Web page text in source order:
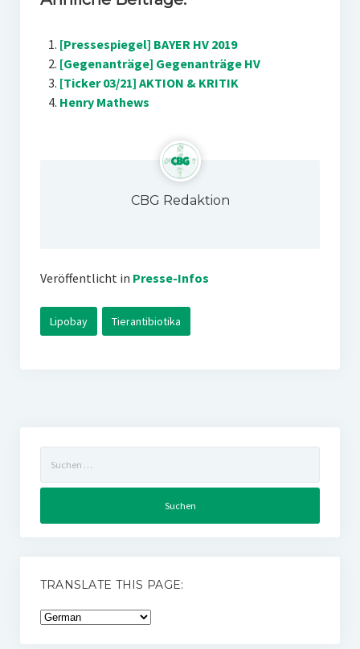
[Pressespiegel] BAYER HV 2019
[Gegenanträge] Gegenanträge HV
[Ticker 03/21] AKTION & KRITIK
Henry Mathews
CBG Redaktion
Veröffentlicht in Presse-Infos
Lipobay Tierantibiotika
nach:
TRANSLATE THIS PAGE: